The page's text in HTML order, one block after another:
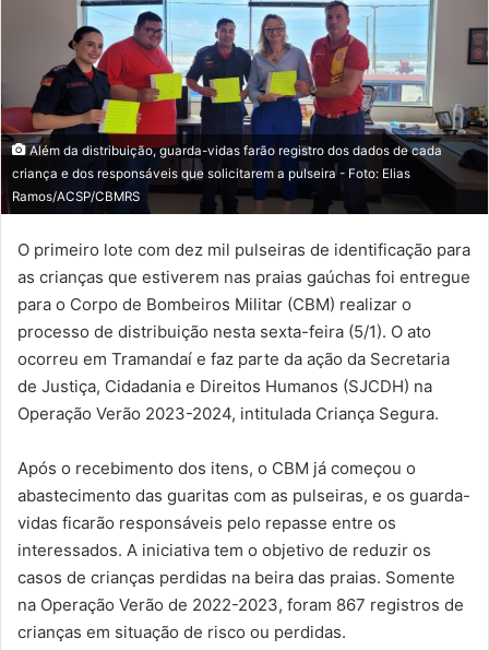
Além da distribuição, guarda-vidas farão registro dos dados de cada
criança e dos responsáveis que solicitarem a pulseira - Foto: Elias
Ramos/ACSP/CBMRS
O primeiro lote com dez mil pulseiras de identificação para
as crianças que estiverem nas praias gaúchas foi entregue
para o Corpo de Bombeiros Militar (CBM) realizar o
processo de distribuição nesta sexta-feira (5/1). O ato
ocorreu em Tramandaí e faz parte da ação da Secretaria
de Justiça, Cidadania e Direitos Humanos (SJCDH) na
Operação Verão 2023-2024, intitulada Criança Segura.
Após o recebimento dos itens, o CBM já começou o
abastecimento das guaritas com as pulseiras, e os guarda-
vidas ficarão responsáveis pelo repasse entre os
interessados. A iniciativa tem o objetivo de reduzir os
casos de crianças perdidas na beira das praias. Somente
na Operação Verão de 2022-2023, foram 867 registros de
crianças em situação de risco ou perdidas.